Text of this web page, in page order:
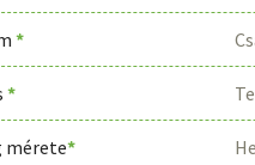
*
*
mérete*